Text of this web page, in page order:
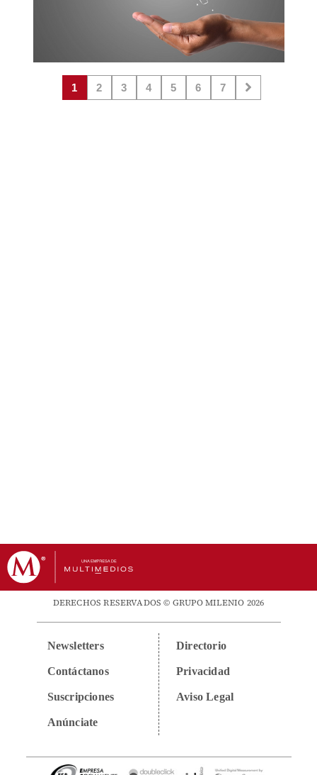
1 2 3 4 5 6 7
DERECHOS RESERVADOS © GRUPO MILENIO 2026
Newsletters
Contáctanos
Suscripciones
Anúnciate
Directorio
Privacidad
Aviso Legal